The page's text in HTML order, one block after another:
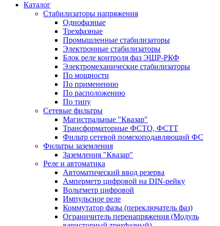
Каталог
Стабилизаторы напряжения
Однофазные
Трехфазные
Промышленные стабилизаторы
Электронные стабилизаторы
Блок реле контроля фаз ЭЩР-РКФ
Электромеханические стабилизаторы
По мощности
По применению
По расположению
По типу
Сетевые фильтры
Магистральные "Квазар"
Трансформаторные ФСТО, ФСТТ
Фильтр сетевой помехоподавляющий ФС
Фильтры заземления
Заземления "Квазар"
Реле и автоматика
Автоматический ввод резерва
Амперметр цифровой на DIN-рейку
Вольтметр цифровой
Импульсное реле
Коммутатор фазы (переключатель фаз)
Ограничитель перенапряжения (Модуль